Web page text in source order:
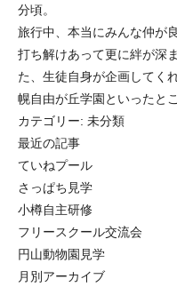
分頃。
旅行中、本当にみんな仲が
打ち解けあって更に絆が深
た、生徒自身が企画してく
幌自由が丘学園といったと
カテゴリー: 未分類
最近の記事
ていねプール
さっぱち見学
小樽自主研修
フリースクール交流会
円山動物園見学
月別アーカイブ